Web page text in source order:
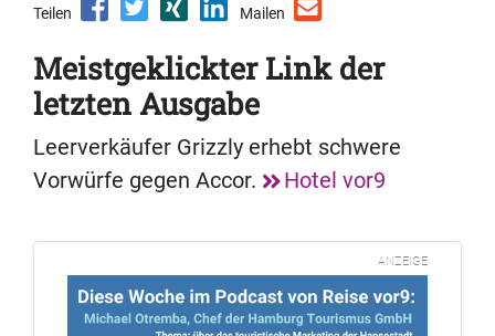
Teilen Mailen
Meistgeklickter Link der
letzten Ausgabe
Leerverkäufer Grizzly erhebt schwere
Vorwürfe gegen Accor.
Hotel vor9
ANZEIGE